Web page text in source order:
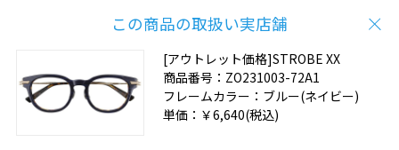
この商品の取扱い実店舗
[アウトレット価格]STROBE XX
商品番号： ZO231003-72A1
フレームカラー： ブルー(ネイビー)
単価： ￥6,640(税込)